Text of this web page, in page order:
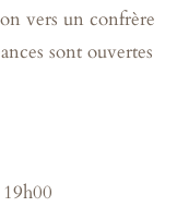
vers un confrère
sont ouvertes